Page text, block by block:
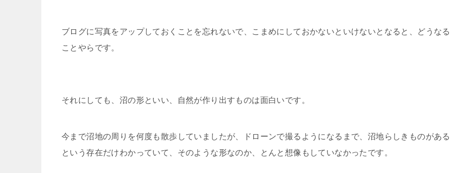
ブログに写真をアップしておくことを忘れないで、こまめにしておかないといけないとなると、どうなる
ことやらです。
それにしても、沼の形といい、自然が作り出すものは面白いです。
今まで沼地の周りを何度も散歩していましたが、ドローンで撮るようになるまで、沼地らしきものがある
という存在だけわかっていて、そのような形なのか、とんと想像もしていなかったです。